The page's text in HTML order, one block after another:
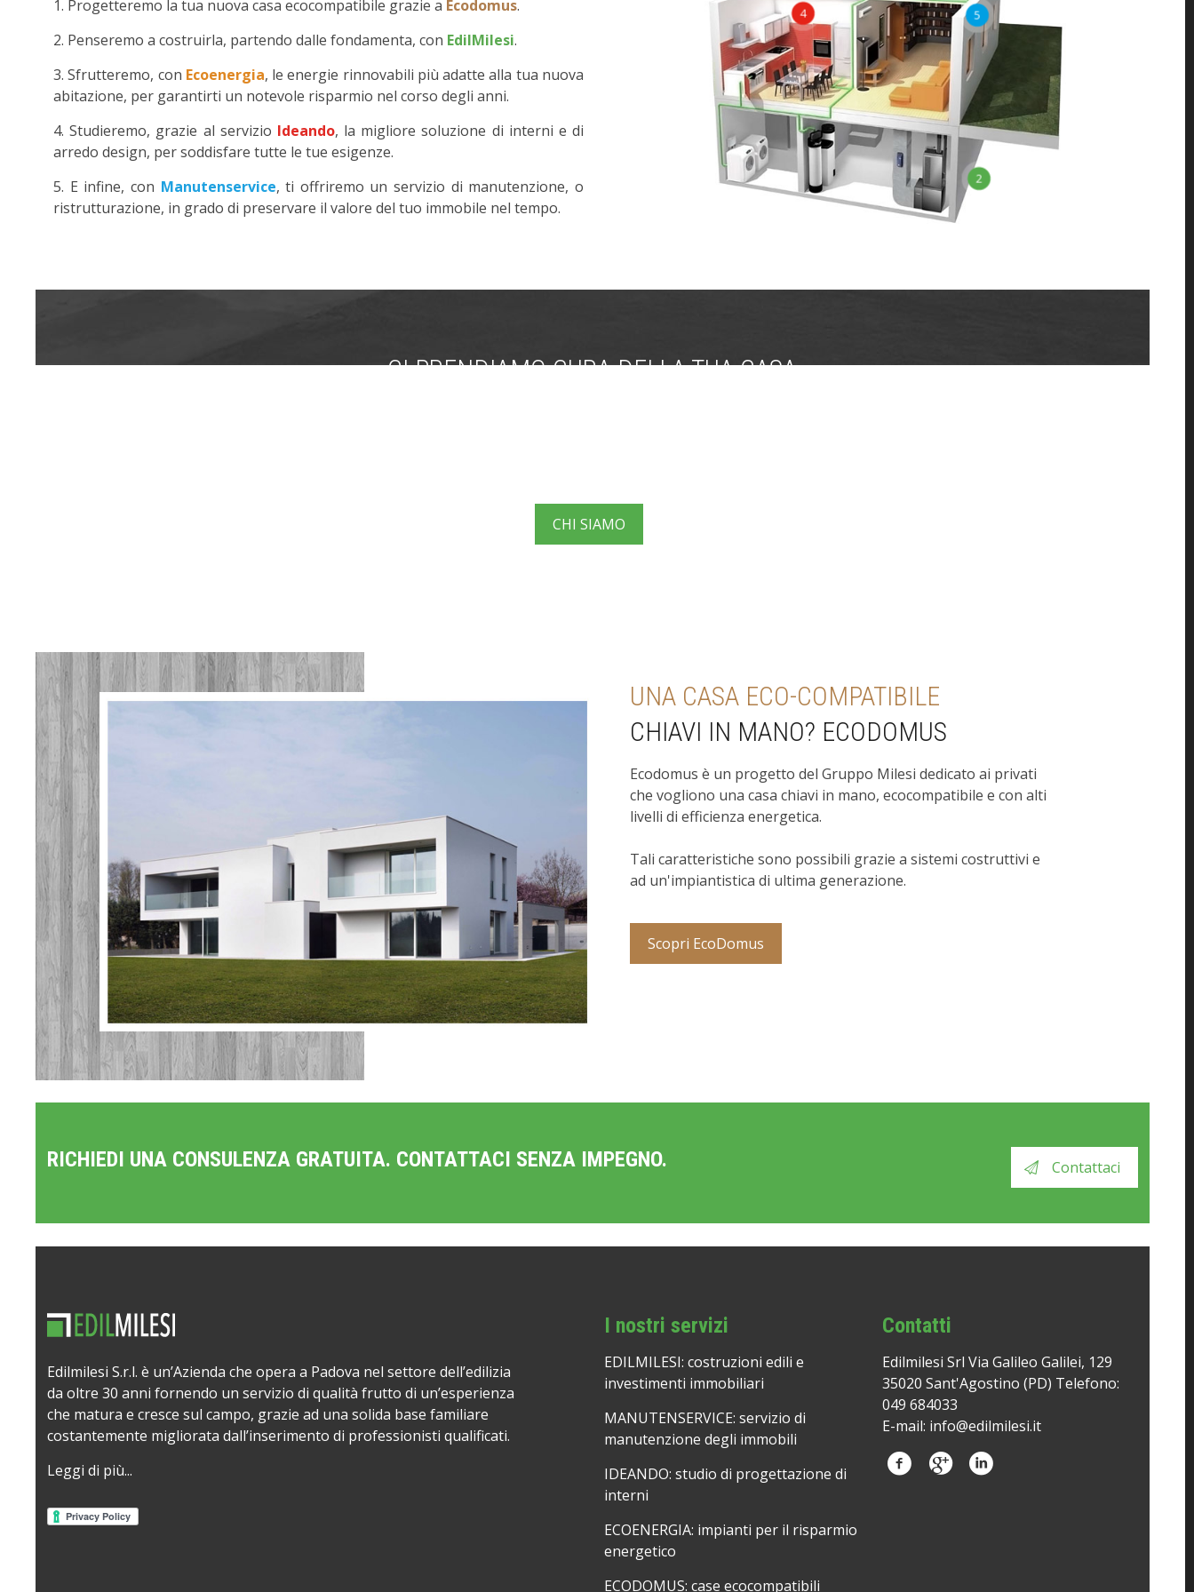
1. Progetteremo la tua nuova casa ecocompatibile grazie a Ecodomus.
2. Penseremo a costruirla, partendo dalle fondamenta, con EdilMilesi.
3. Sfrutteremo, con Ecoenergia, le energie rinnovabili più adatte alla tua nuova
abitazione, per garantirti un notevole risparmio nel corso degli anni.
4. Studieremo, grazie al servizio Ideando, la migliore soluzione di interni e di
arredo design, per soddisfare tutte le tue esigenze.
5. E infine, con Manutenservice, ti offriremo un servizio di manutenzione, o
ristrutturazione, in grado di preservare il valore del tuo immobile nel tempo.
2
4 5
CI PRENDIAMO CURA DELLA TUA CASA
CHI SIAMO
UNA CASA ECO-COMPATIBILE
CHIAVI IN MANO? ECODOMUS
Ecodomus è un progetto del Gruppo Milesi dedicato ai privati
che vogliono una casa chiavi in mano, ecocompatibile e con alti
livelli di efficienza energetica.
Tali caratteristiche sono possibili grazie a sistemi costruttivi e
ad un'impiantistica di ultima generazione.
Scopri EcoDomus
RICHIEDI UNA CONSULENZA GRATUITA. CONTATTACI SENZA IMPEGNO. Contattaci
Edilmilesi S.r.l. è un’Azienda che opera a Padova nel settore dell’edilizia
da oltre 30 anni fornendo un servizio di qualità frutto di un’esperienza
che matura e cresce sul campo, grazie ad una solida base familiare
costantemente migliorata dall’inserimento di professionisti qualificati.
Leggi di più...
I nostri servizi
EDILMILESI: costruzioni edili e
investimenti immobiliari
MANUTENSERVICE: servizio di
manutenzione degli immobili
IDEANDO: studio di progettazione di
interni
ECOENERGIA: impianti per il risparmio
energetico
ECODOMUS: case ecocompatibili
Contatti
Edilmilesi Srl Via Galileo Galilei, 129
35020 Sant'Agostino (PD) Telefono:
049 684033
E-mail: info@edilmilesi.it